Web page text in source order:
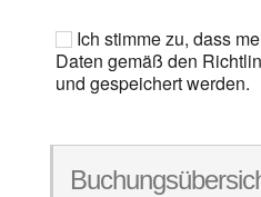
Ich stimme zu, dass
Daten gemäß den
und gespeichert werden.